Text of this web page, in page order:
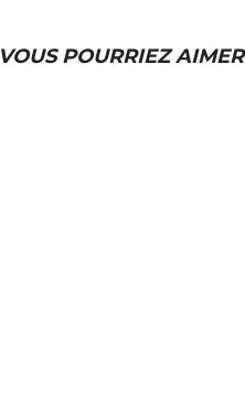
VOUS POURRIEZ AIMER